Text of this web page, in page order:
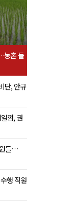
농촌 들
단, 안규
껌, 권
원들…
행 직원